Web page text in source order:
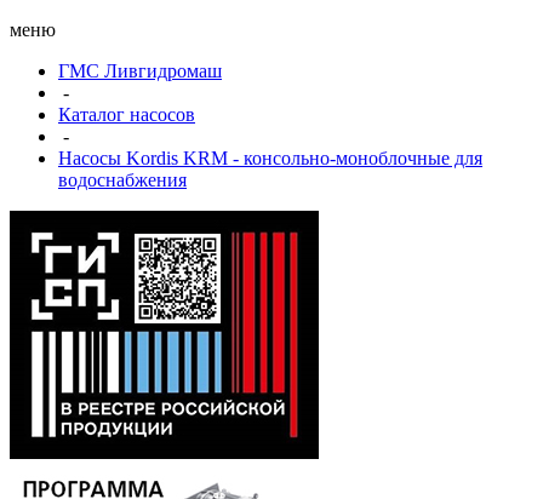
меню
ГМС Ливгидромаш
-
Каталог насосов
-
Насосы Kordis KRM - консольно-моноблочные для
водоснабжения